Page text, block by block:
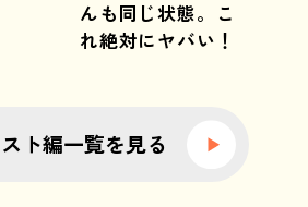
んも同じ状態。こ
れ絶対にヤバい！
ト編一覧を見る